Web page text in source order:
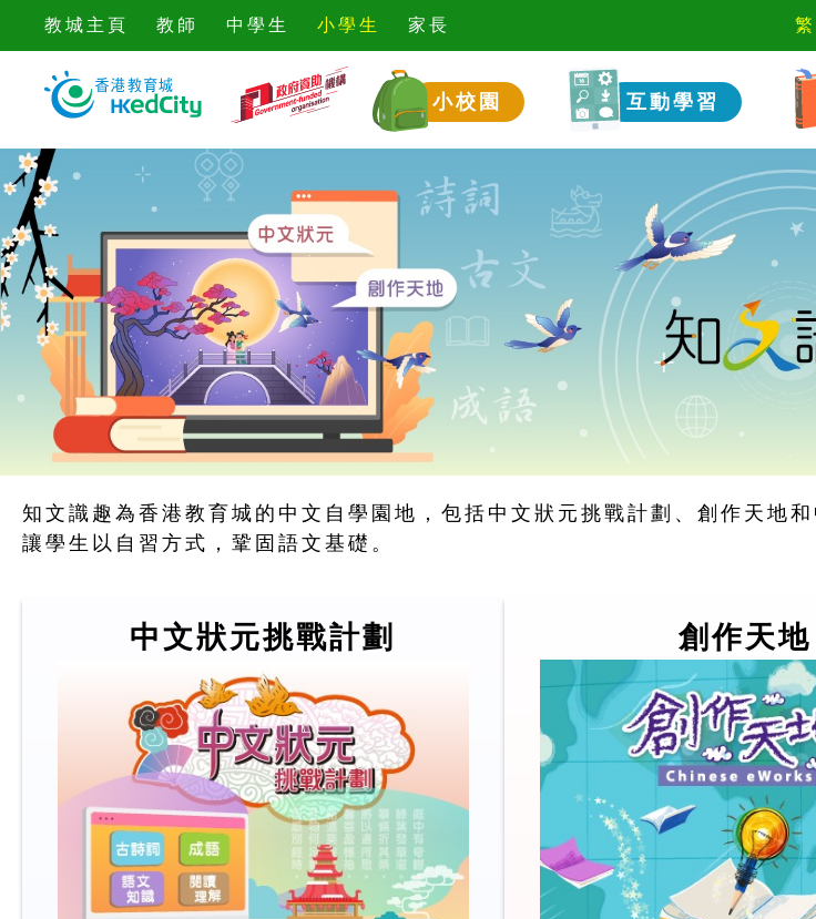
教城主頁 教師 中學生 小學生 家長 繁
小校園 互動學習
知文識趣為香港教育城的中文自學園地，包括中文狀元挑戰計劃、創作天地
讓學生以自習方式，鞏固語文基礎。
中文狀元挑戰計劃 創作天地